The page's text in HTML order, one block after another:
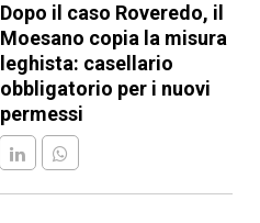
Dopo il caso Roveredo, il
Moesano copia la misura
leghista: casellario
obbligatorio per i nuovi
permessi